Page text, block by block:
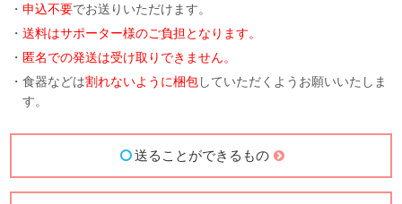
・申込不要でお送りいただけます。
・送料はサポーター様のご負担となります。
・ 匿名での発送は受け取りできません。
・食器などは割れないように梱包していただくようお願いいたしま
す。
送ることができるもの